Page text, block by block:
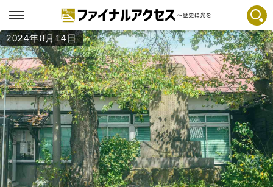
注目コンテンツ 一覧
ファイナルアクセスとは
メディアの編集方針とコンテンツポリシー
プライバシーポリシー
お問合せ
免責事項
フリーワードで探す
2024年8月14日